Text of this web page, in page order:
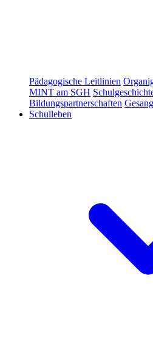
Pädagogische Leitlinien
MINT am SGH
Bildungspartnerschaften
Schulleben